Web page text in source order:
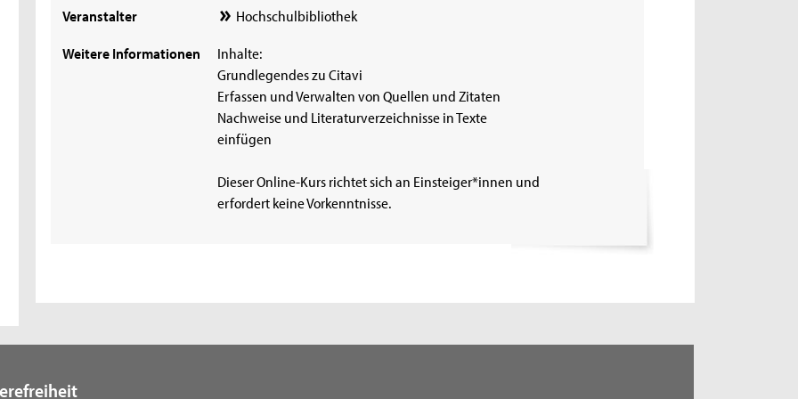
Veranstalter
Hochschulbibliothek
Weitere Informationen
Inhalte:
Grundlegendes zu Citavi
Erfassen und Verwalten von Quellen und Zitaten
Nachweise und Literaturverzeichnisse in Texte
einfügen
Dieser Online-Kurs richtet sich an Einsteiger*innen und
erfordert keine Vorkenntnisse.